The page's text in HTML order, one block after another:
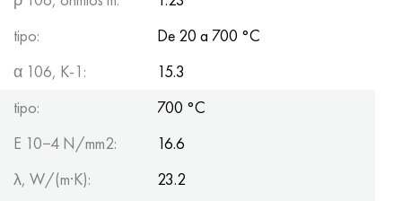
tipo:
De 20 a 700 °С
α 106, K-1:
15.3
tipo:
700 °C
E 10−4 N/mm2:
16.6
λ, W/(m·K):
23.2